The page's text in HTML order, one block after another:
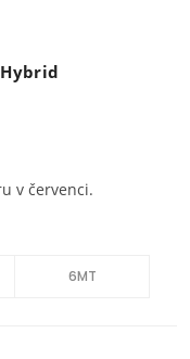
Hybrid
v červenci.
6MT